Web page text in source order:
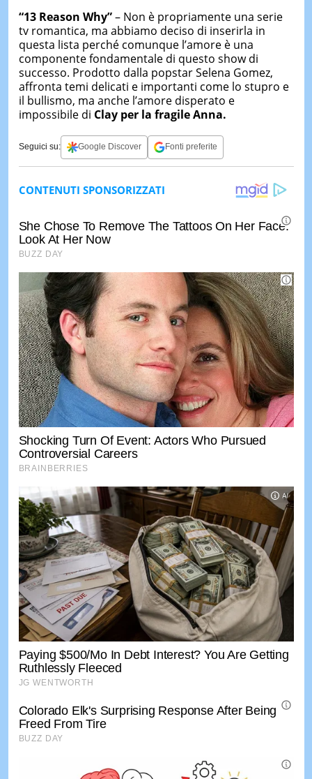
“13 Reason Why”– Non è propriamente una serie
tv romantica, ma abbiamo deciso di inserirla in
questa lista perché comunque l’amore è una
componente fondamentale di questo show di
successo. Prodotto dalla popstar Selena Gomez,
affronta temi delicati e importanti come lo stupro e
il bullismo, ma anche l’amore disperato e
impossibile di Clay per la fragile Anna.
Seguici su: Google Discover Fonti preferite